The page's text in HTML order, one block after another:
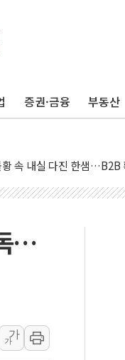
증권·금융 부동산
국가재정시스템 안정성 한
령, 진급 장성들에게 "내란
로벌, 상반기 매출 1006
향한 뜨거운 관심…SK
모리 물량 동났다"…선수
프홀딩스, 자사주 1000
이 시각 PICK] 축구협회 성
당국 "푸틴, 몇 년 내 NATO
존치" vs "전면 개발"…서리
…
가
가